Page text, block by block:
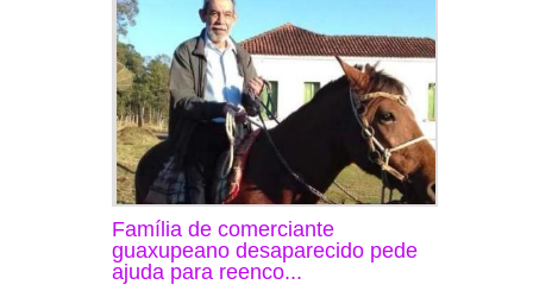
Família de comerciante
guaxupeano desaparecido pede
ajuda para reenco...